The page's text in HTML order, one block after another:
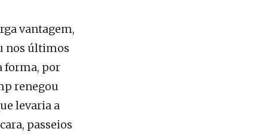
vantagem,
nos últimos
forma, por
renegou
levaria a
passeios